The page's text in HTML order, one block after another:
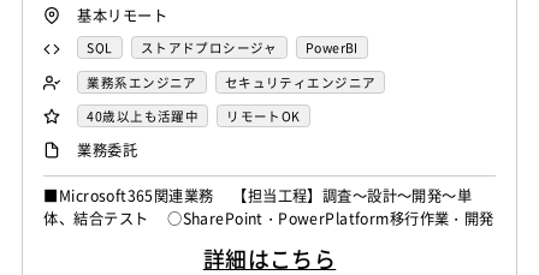
基本リモート
SQL ストアドプロシージャ
PowerBI
Power Automate
業務系エンジニア
セキュリティエンジニア
40歳以上も活躍中
リモートOK
業務委託
■Microsoft365関連業務 【担当工程】調査～設計～開発～単
体、結合テスト ○SharePoint・PowerPlatform移行作業・開発
詳細はこちら